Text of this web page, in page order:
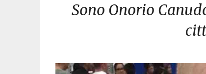
Sono Onorio